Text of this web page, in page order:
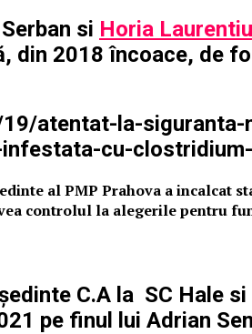
si Horia
din 2018 încoace, de
atentat-la-
cu-
al PMP Prahova a
controlul la alegerile pentru
C.A la SC Hale
pe finul lui Adrian